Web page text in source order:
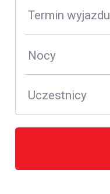
Termin wyjazdu
Nocy
Uczestnicy